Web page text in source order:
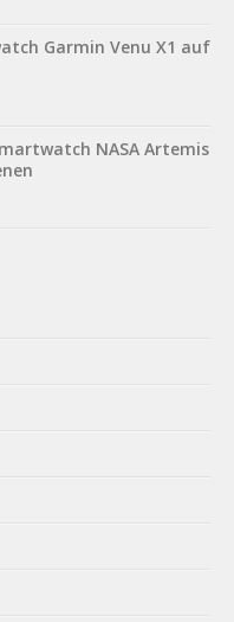
Garmin Venu X1 auf
NASA Artemis